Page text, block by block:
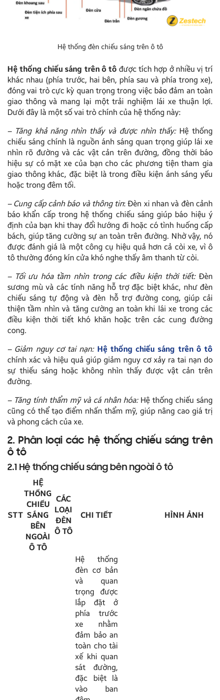
Hệ thống đèn chiếu sáng trên ô tô
Hệ thống chiếu sáng trên ô tô được tích hợp ở nhiều vị trí
khác nhau (phía trước, hai bên, phía sau và phía trong xe),
đóng vai trò cực kỳ quan trọng trong việc bảo đảm an toàn
giao thông và mang lại một trải nghiệm lái xe thuận lợi.
Dưới đây là một số vai trò chính của hệ thống này:
– Tăng khả năng nhìn thấy và được nhìn thấy:Hệ thống
chiếu sáng chính là nguồn ánh sáng quan trọng giúp lái xe
nhìn rõ đường và các vật cản trên đường, đồng thời báo
hiệu sự có mặt xe của bạn cho các phương tiện tham gia
giao thông khác, đặc biệt là trong điều kiện ánh sáng yếu
hoặc trong đêm tối.
– Cung cấp cảnh báo và thông tin: Đèn xi nhan và đèn cảnh
báo khẩn cấp trong hệ thống chiếu sáng giúp báo hiệu ý
định của bạn khi thay đổi hướng đi hoặc có tình huống cấp
bách, giúp tăng cường sự an toàn trên đường. Nhờ vậy, nó
được đánh giá là một công cụ hiệu quả hơn cả còi xe, vì ô
tô thường đóng kín cửa khó nghe thấy âm thanh từ còi.
– Tối ưu hóa tầm nhìn trong các điều kiện thời tiết:Đèn
sương mù và các tính năng hỗ trợ đặc biệt khác, như đèn
chiếu sáng tự động và đèn hỗ trợ đường cong, giúp cải
thiện tầm nhìn và tăng cường an toàn khi lái xe trong các
điều kiện thời tiết khó khăn hoặc trên các cung đường
cong.
– Giảm nguy cơ tai nạn: Hệ thống chiếu sáng trên ô tô
chính xác và hiệu quả giúp giảm nguy cơ xảy ra tai nạn do
sự thiếu sáng hoặc không nhìn thấy được vật cản trên
đường.
– Tăng tính thẩm mỹ và cá nhân hóa:Hệ thống chiếu sáng
cũng có thể tạo điểm nhấn thẩm mỹ, giúp nâng cao giá trị
và phong cách của xe.
2. Phân loại các hệ thống chiếu sáng trên
ô tô
2.1 Hệ thống chiếu sáng bên ngoài ô tô
STT
HỆ
THỐNG
CHIẾU
SÁNG
BÊN
NGOÀI
Ô TÔ
CÁC
LOẠI
ĐÈN
Ô TÔ
CHI TIẾT HÌNH ẢNH
Hệ thống
đèn cơ bản
và quan
trọng được
lắp đặt ở
phía trước
xe nhằm
đảm bảo an
toàn cho tài
xế khi quan
sát đường,
đặc biệt là
vào ban